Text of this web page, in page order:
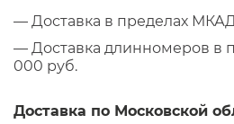
— Доставка в пределах
— Доставка длинномеров в
000 руб.
Доставка по Московской